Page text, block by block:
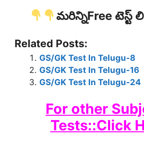
మరిన్నిFree టెస్ట్
Related Posts:
GS/GK Test In Telugu-8
GS/GK Test In Telugu-16
GS/GK Test In Telugu-24
For other
Tests::Click